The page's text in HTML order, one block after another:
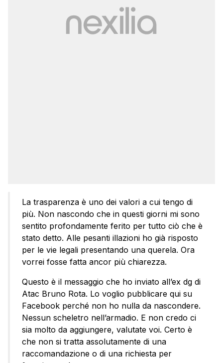
La trasparenza è uno dei valori a cui tengo di
più. Non nascondo che in questi giorni mi sono
sentito profondamente ferito per tutto ciò che è
stato detto. Alle pesanti illazioni ho già risposto
per le vie legali presentando una querela. Ora
vorrei fosse fatta ancor più chiarezza.
Questo è il messaggio che ho inviato all’ex dg di
Atac Bruno Rota. Lo voglio pubblicare qui su
Facebook perché non ho nulla da nascondere.
Nessun scheletro nell’armadio. E non credo ci
sia molto da aggiungere, valutate voi. Certo è
che non si tratta assolutamente di una
raccomandazione o di una richiesta per